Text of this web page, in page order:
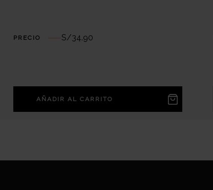
PRECIO S/34.90
AÑADIR AL CARRITO